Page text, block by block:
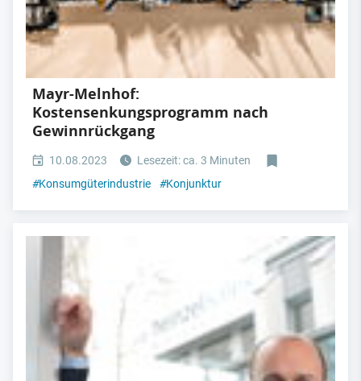
Mayr-Melnhof:
Kostensenkungsprogramm nach
Gewinnrückgang
10.08.2023
Lesezeit: ca. 3 Minuten
#Konsumgüterindustrie #Konjunktur